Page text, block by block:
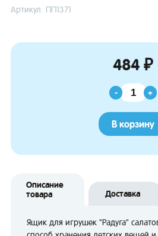
Артикул: ПП1371
484 ₽
- +
В корзину
Описание
товара
Доставка
Ящик для игрушек "Радуга"